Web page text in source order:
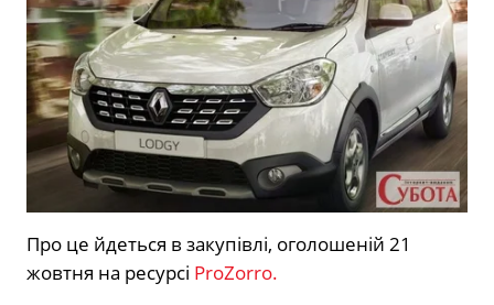
Про це йдеться в закупівлі, оголошеній 21
жовтня на ресурсі ProZorro.